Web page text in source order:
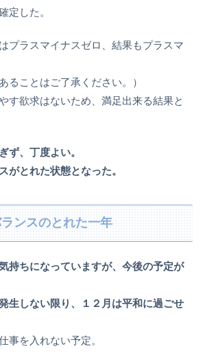
定した。
プラスマイナスゼロ、結果もプラスマ
ることはご了承ください。）
す欲求はないため、満足出来る結果と
ず、丁度よい。
がとれた状態となった。
ンスのとれた一年
持ちになっていますが、今後の予定が
生しない限り、１２月は平和に過ごせ
事を入れない予定。